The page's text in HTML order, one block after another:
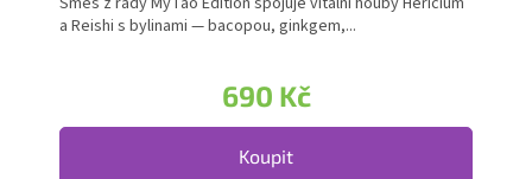
690 Kč
Koupit
a Reishi s bylinami — bacopou, ginkgem,...